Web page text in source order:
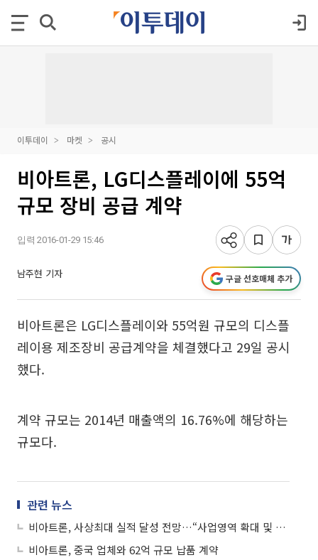
이투데이 마켓 공시
비아트론, LG디스플레이에 55억
규모 장비 공급 계약
입력 2016-01-29 15:46
남주현 기자 구글 선호매체 추가
비아트론은 LG디스플레이와 55억원 규모의 디스플
레이용 제조장비 공급계약을 체결했다고 29일 공시
했다.
계약 규모는 2014년 매출액의 16.76%에 해당하는
규모다.
관련 뉴스
비아트론, 사상최대 실적 달성 전망…“사업영역 확대 및 배당 추진할 것”
비아트론, 중국 업체와 62억 규모 납품 계약